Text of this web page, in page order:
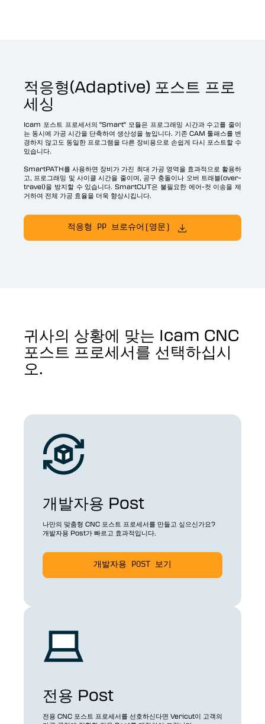
적응형(Adaptive) 포스트 프로
세싱
Icam 포스트 프로세서의 "Smart" 모듈은 프로그래밍 시간과 수고를 줄이
는 동시에 가공 시간을 단축하여 생산성을 높입니다. 기존 CAM 툴패스를 변
경하지 않고도 동일한 프로그램을 다른 장비용으로 손쉽게 다시 포스트할 수
있습니다.
SmartPATH를 사용하면 장비가 가진 최대 가공 영역을 효과적으로 활용하
고, 프로그래밍 및 사이클 시간을 줄이며, 공구 충돌이나 오버 트래블(over-
travel)을 방지할 수 있습니다. SmartCUT은 불필요한 에어-컷 이송을 제
거하여 전체 가공 효율을 더욱 향상시킵니다.
적응형 PP 브로슈어(영문)
귀사의 상황에 맞는 Icam CNC
포스트 프로세서를 선택하십시
오.
개발자용 Post
나만의 맞춤형 CNC 포스트 프로세서를 만들고 싶으신가요?
개발자용 Post가 빠르고 효과적입니다.
개발자용 POST 보기
전용 Post
전용 CNC 포스트 프로세서를 선호하신다면 Vericut이 고객의